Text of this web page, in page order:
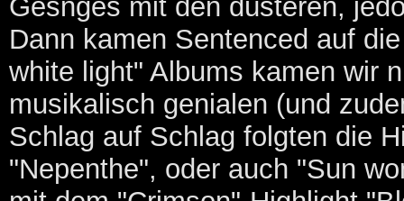
Gesnges mit den düsteren,
Dann kamen Sentenced auf
white light" Albums kamen wir
musikalisch genialen (und
Schlag auf Schlag folgten die
"Nepenthe", oder auch "Sun